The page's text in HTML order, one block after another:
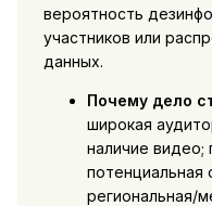
вероятность
участников или
данных.
Почему дело
широкая
наличие видео;
региональная/